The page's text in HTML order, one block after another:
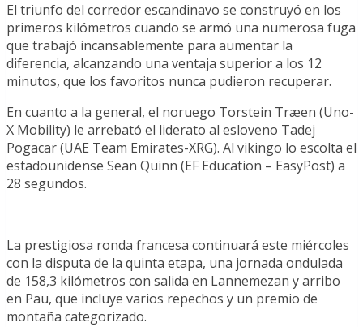
El triunfo del corredor escandinavo se construyó en los
primeros kilómetros cuando se armó una numerosa fuga
que trabajó incansablemente para aumentar la
diferencia, alcanzando una ventaja superior a los 12
minutos, que los favoritos nunca pudieron recuperar.
En cuanto a la general, el noruego Torstein Træen (Uno-
X Mobility) le arrebató el liderato al esloveno Tadej
Pogacar (UAE Team Emirates-XRG). Al vikingo lo escolta el
estadounidense Sean Quinn (EF Education – EasyPost) a
28 segundos.
La prestigiosa ronda francesa continuará este miércoles
con la disputa de la quinta etapa, una jornada ondulada
de 158,3 kilómetros con salida en Lannemezan y arribo
en Pau, que incluye varios repechos y un premio de
montaña categorizado.